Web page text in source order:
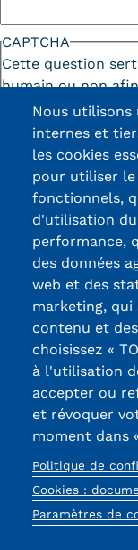
CAPTCHA
Cette question
humain ou non
(spam)
13, Rue
Thierry-
90010
03 84 58
Réseaux
sociaux
Nous utilisons
internes et
les cookies
pour utiliser le
fonctionnels,
d'utilisation
performance,
des données
web et des
marketing,
contenu et
choisissez «
à l'utilisation
accepter ou
et révoquer
moment dans
Politique de
Cookies :
Paramètres de